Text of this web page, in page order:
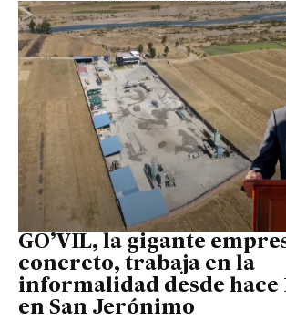
GO’VIL, la gigante
concreto, trabaja en la
informalidad desde hace
en San Jerónimo